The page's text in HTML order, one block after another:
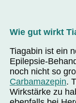
Wie gut wirkt
Tiagabin ist ein
Epilepsie-
noch nicht so
Carbamazepin.
Wirkstärke zu